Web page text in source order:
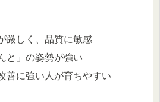
厳しく、品質に敏感
と」の姿勢が強い
善に強い人が育ちやすい